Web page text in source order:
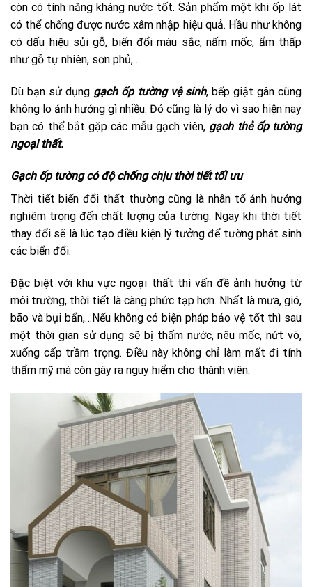
còn có tính năng kháng nước tốt. Sản phẩm một khi ốp lát
có thể chống được nước xâm nhập hiệu quả. Hầu như không
có dấu hiệu sủi gỗ, biến đổi màu sắc, nấm mốc, ẩm thấp
như gỗ tự nhiên, sơn phủ,…
Dù bạn sử dụng gạch ốp tường vệ sinh, bếp giật gân cũng
không lo ảnh hưởng gì nhiều. Đó cũng là lý do vì sao hiện nay
bạn có thể bắt gặp các mẫu gạch viên, gạch thẻ ốp tường
ngoại thất.
Gạch ốp tường có độ chống chịu thời tiết tối ưu
Thời tiết biến đổi thất thường cũng là nhân tố ảnh hưởng
nghiêm trọng đến chất lượng của tường. Ngay khi thời tiết
thay đổi sẽ là lúc tạo điều kiện lý tưởng để tường phát sinh
các biển đổi.
Đặc biệt với khu vực ngoại thất thì vấn đề ảnh hưởng từ
môi trường, thời tiết là càng phức tạp hơn. Nhất là mưa, gió,
bão và bụi bẩn,…Nếu không có biện pháp bảo vệ tốt thì sau
một thời gian sử dụng sẽ bị thấm nước, nêu mốc, nứt võ,
xuống cấp trầm trọng. Điều này không chỉ làm mất đi tính
thẩm mỹ mà còn gây ra nguy hiểm cho thành viên.